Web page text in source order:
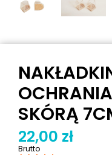
SKÓRĄ
22,00 zł
Brutto